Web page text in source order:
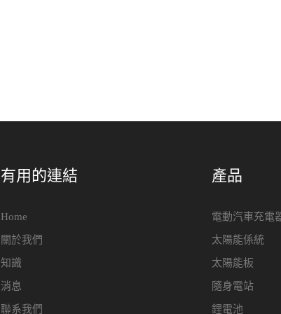
有用的連結
Home
關於我們
知識
消息
聯系我們
產品
電動汽車充電
太陽能係統
太陽能板
隨身電站
鋰電池